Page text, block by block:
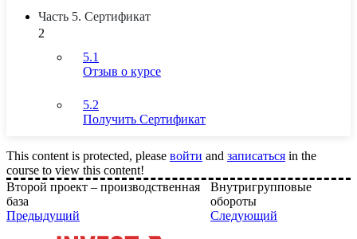
Часть 5. Сертификат
2
5.1
Отзыв о курсе
5.2
Получить Сертификат
This content is protected, please войти and записаться in the
course to view this content!
Второй проект – производственная
база
Предыдущий
Внутригрупповые
обороты
Следующий